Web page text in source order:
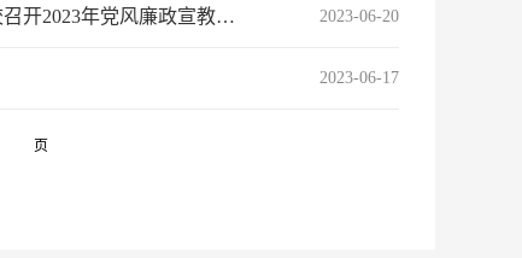
【党风廉政宣教月】以全面从严治党新成效引领保障学校高质量发展 学校召开2023年党风廉政宣教月动员… 2023-06-20
2023-06-17
页